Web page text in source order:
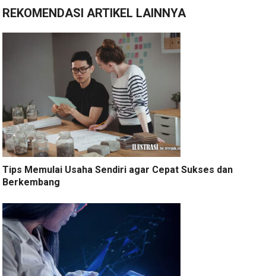
REKOMENDASI ARTIKEL LAINNYA
Tips Memulai Usaha Sendiri agar Cepat Sukses dan
Berkembang